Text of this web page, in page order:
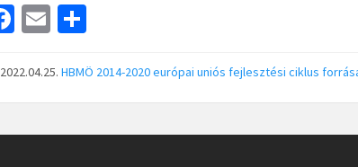
Fa
b
o
o
E
ai
l
ar
e
2022.04.25.HBMÖ 2014-2020 európai uniós fejlesztési ciklus